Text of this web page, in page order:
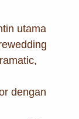
utama
dengan